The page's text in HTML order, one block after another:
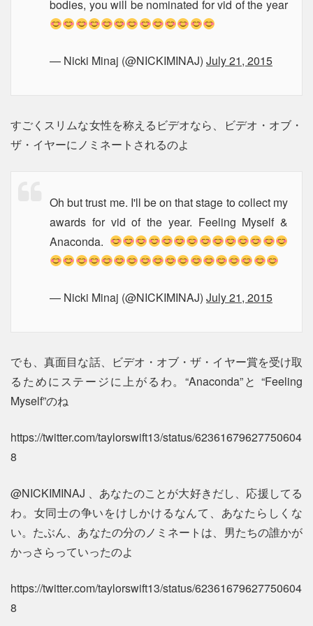
bodies, you will be nominated for vid of the year
— Nicki Minaj (@NICKIMINAJ) July 21, 2015
すごくスリムな女性を称えるビデオなら、ビデオ・オブ・
ザ・イヤーにノミネートされるのよ
Oh but trust me. I'll be on that stage to collect my
awards for vid of the year. Feeling Myself &
Anaconda.
— Nicki Minaj (@NICKIMINAJ) July 21, 2015
でも、真面目な話、ビデオ・オブ・ザ・イヤー賞を受け取
るためにステージに上がるわ。“Anaconda”と “Feeling
Myself”のね
https://twitter.com/taylorswift13/status/62361679627750604
8
@NICKIMINAJ 、あなたのことが大好きだし、応援してる
わ。女同士の争いをけしかけるなんて、あなたらしくな
い。たぶん、あなたの分のノミネートは、男たちの誰かが
かっさらっていったのよ
https://twitter.com/taylorswift13/status/62361679627750604
8